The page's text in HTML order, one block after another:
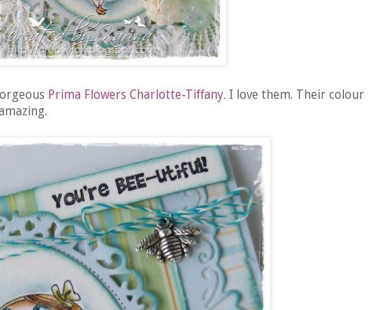
Prima Flowers Charlotte-Tiffany. I love them. Their colour